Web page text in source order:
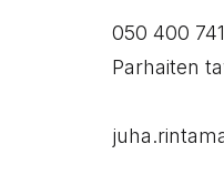
050 400
Parhaiten